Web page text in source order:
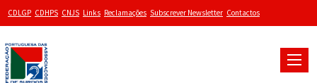
CDLGP CDHPS CNJS Links Reclamações Subscrever Newsletter Contactos
Toggle